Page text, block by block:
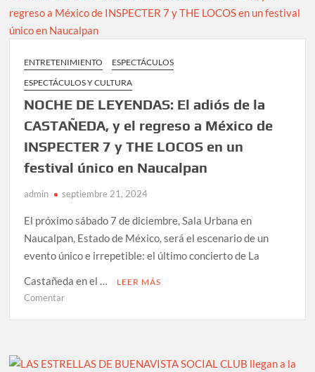
NO,
FORS
y
MUCHOS
presentan
en
el
FRONTÓN
BUCARELI
ENTRETENIMIENTO
ESPECTÁCULOS
ESPECTÁCULOS Y CULTURA
NOCHE DE LEYENDAS: El adiós de la
CASTAÑEDA, y el regreso a México de
INSPECTER 7 y THE LOCOS en un
festival único en Naucalpan
admin septiembre 21, 2024
El próximo sábado 7 de diciembre, Sala Urbana en
Naucalpan, Estado de México, será el escenario de un
evento único e irrepetible: el último concierto de La
Castañeda en el …
LEER MÁS
Comentaren
El